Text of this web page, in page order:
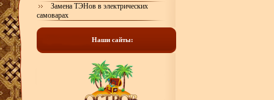
Замена ТЭНов в электрических
самоварах
Наши сайты: